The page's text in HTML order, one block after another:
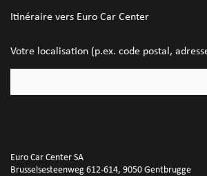
Itinéraire vers Euro Car Center
Votre localisation (p.ex. code postal,
Euro Car Center SA
Brusselsesteenweg 612-614, 9050 Gentbrugge